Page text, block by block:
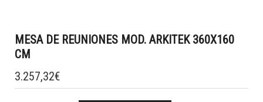
MESA DE REUNIONES MOD. ARKITEK 360X160
CM
3.257,32€